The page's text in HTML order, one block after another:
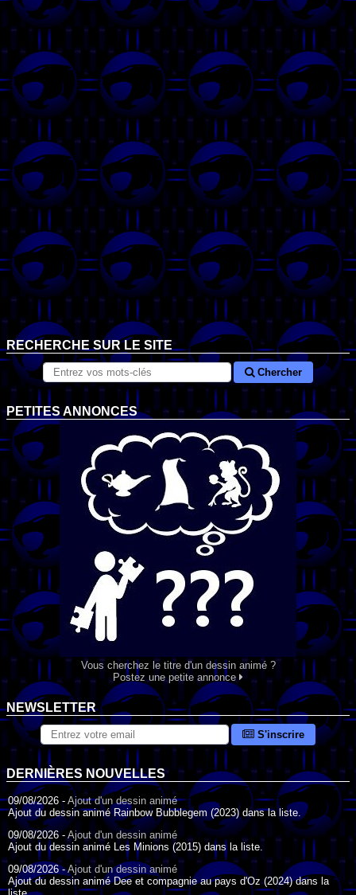
RECHERCHE SUR LE SITE
Chercher
PETITES ANNONCES
Vous cherchez le titre d'un dessin animé ?
Postez une petite annonce
NEWSLETTER
S'inscrire
DERNIÈRES NOUVELLES
09/08/2026 - Ajout d'un dessin animé
Ajout du dessin animé Rainbow Bubblegem (2023) dans la liste.
09/08/2026 -Ajout d'un dessin animé
Ajout du dessin animé Les Minions (2015) dans la liste.
09/08/2026 -Ajout d'un dessin animé
Ajout du dessin animé Dee et compagnie au pays d'Oz (2024) dans la